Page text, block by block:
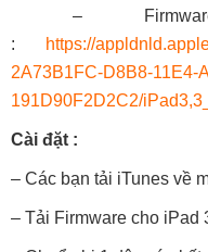
–
:
https://
2A73B1FC-D8B8-11E4-
191D90F2D2C2/
Cài đặt :
– Các bạn tải iTunes về
– Tải Firmware cho iPad